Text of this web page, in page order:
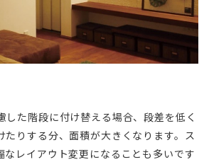
した階段に付け替える場合、段差を低く
たりする分、面積が大きくなります。ス
なレイアウト変更になることも多いです